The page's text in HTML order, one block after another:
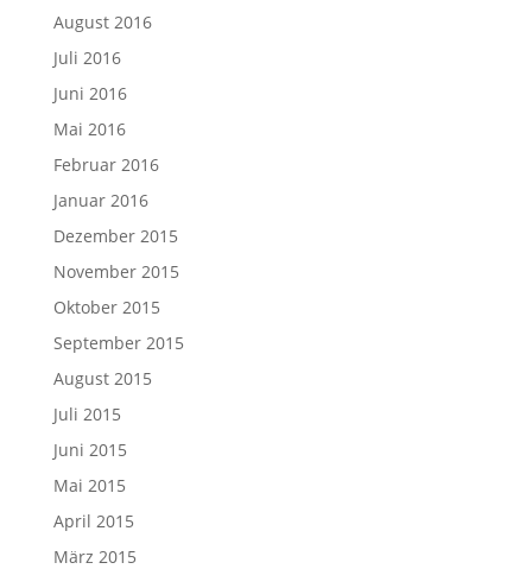
August 2016
Juli 2016
Juni 2016
Mai 2016
Februar 2016
Januar 2016
Dezember 2015
November 2015
Oktober 2015
September 2015
August 2015
Juli 2015
Juni 2015
Mai 2015
April 2015
März 2015